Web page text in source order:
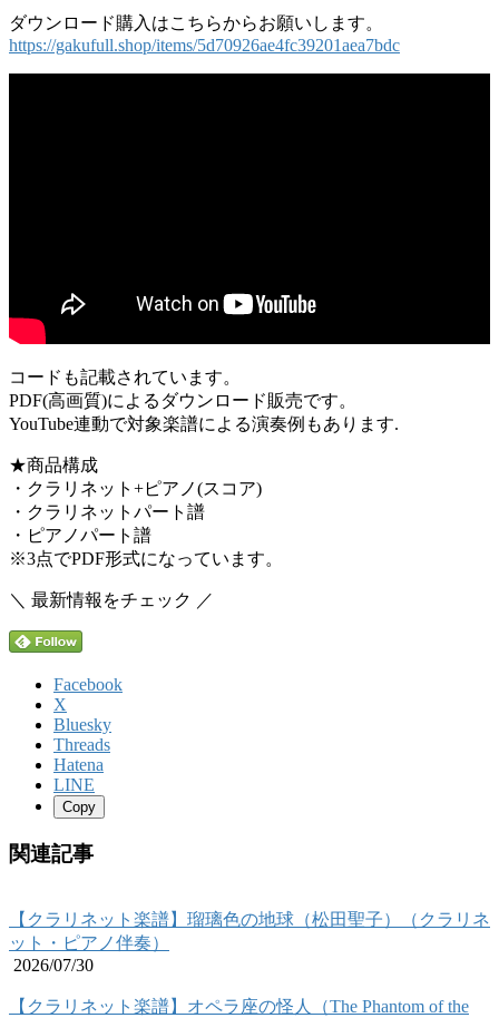
ダウンロード購入はこちらからお願いします。
https://gakufull.shop/items/5d70926ae4fc39201aea7bdc
コードも記載されています。
PDF(高画質)によるダウンロード販売です。
YouTube連動で対象楽譜による演奏例もあります.
★商品構成
・クラリネット+ピアノ(スコア)
・クラリネットパート譜
・ピアノパート譜
※3点でPDF形式になっています。
＼ 最新情報をチェック ／
Facebook
X
Bluesky
Threads
Hatena
LINE
Copy
関連記事
【クラリネット楽譜】瑠璃色の地球（松田聖子）（クラリネ
ット・ピアノ伴奏）
2026/07/30
【クラリネット楽譜】オペラ座の怪人（The Phantom of the